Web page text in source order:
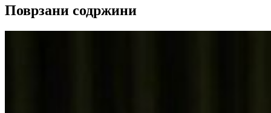
Поврзани содржини